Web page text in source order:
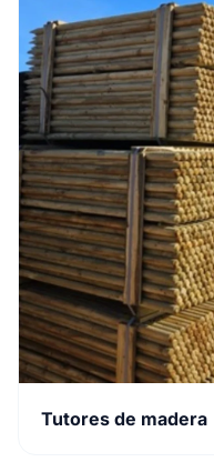
Tutores de madera